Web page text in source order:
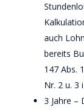
auch
bereits
147 Abs.
Nr. 2 u. 3
3 Jahre –